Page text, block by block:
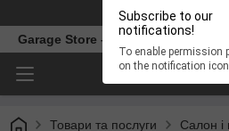
Subscribe to our
notifications!
To enable permission
on the notification icon
Телефон
Garage Store – інтернет магазин
Товари та послуги Салон і